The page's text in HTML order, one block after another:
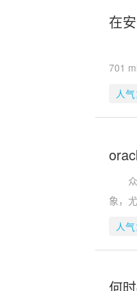
在
问
701
人
众
象，
人